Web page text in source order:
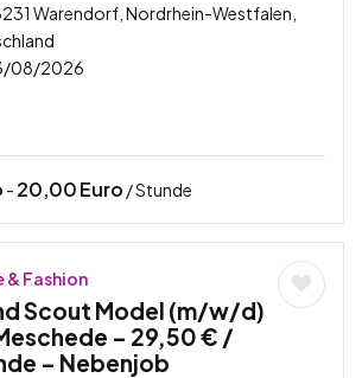
Warendorf, Nordrhein-Westfalen,
08/2026
- 20,00Euro / Stunde
& Fashion
Scout Model (m/w/d)
– 29,50 € /
– Nebenjob